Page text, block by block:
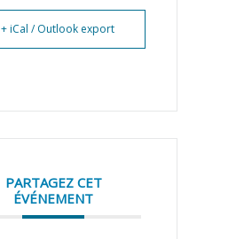
+ iCal / Outlook export
PARTAGEZ CET
ÉVÉNEMENT